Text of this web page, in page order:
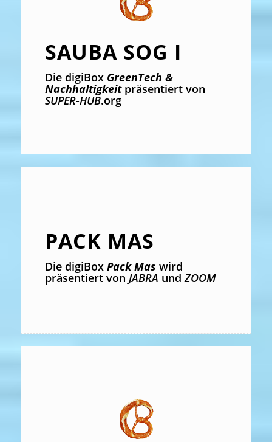
SAUBA SOG I
Die digiBox GreenTech &
Nachhaltigkeitpräsentiert von
SUPER-HUB.org
PACK MAS
Die digiBox Pack Mas wird
präsentiert von JABRA und ZOOM